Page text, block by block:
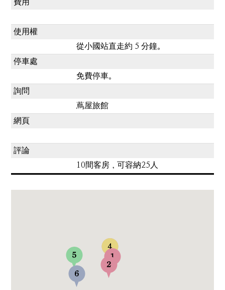
費用
使用權
從小國站直走約 5 分鐘。
停車處
免費停車。
詢問
蔦屋旅館
網頁
評論
10間客房，可容納25人